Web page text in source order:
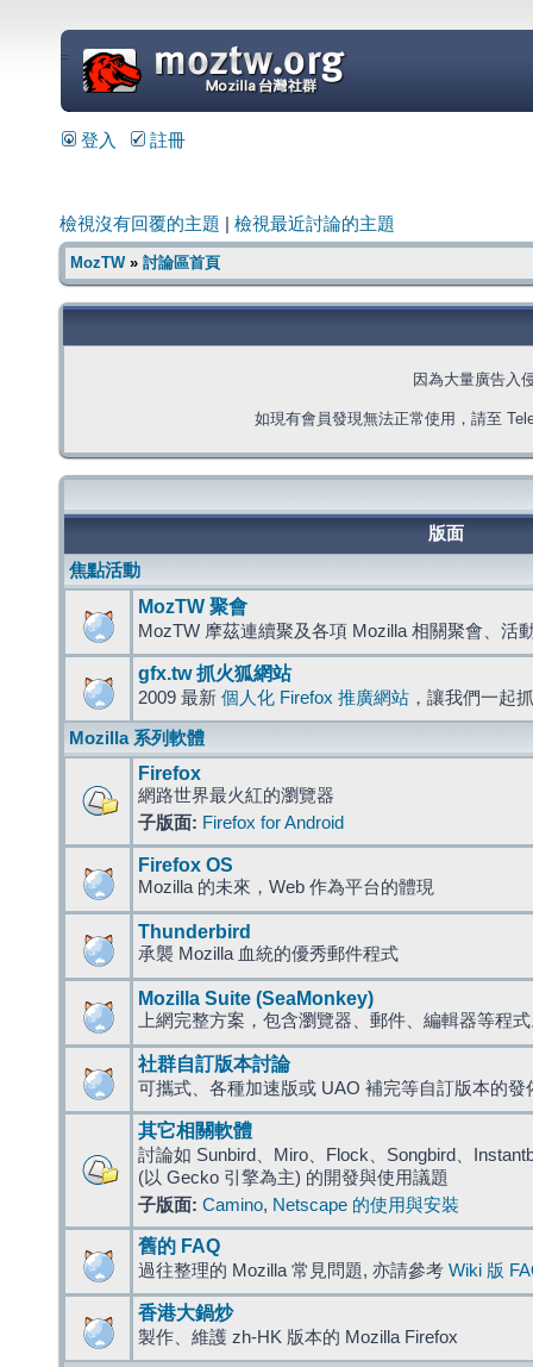
=
登入 註冊
檢視沒有回覆的主題 檢視最近討論的主題
MozTW» 討論區首頁
因為大量廣告入
如現有會員發現無法正常使用，請至
版面
焦點活動
MozTW 聚會
MozTW 摩茲連續聚及各項 Mozilla 相關聚會、活
gfx.tw 抓火狐網站
2009 最新 個人化 Firefox 推廣網站 ，讓我們一起
Mozilla 系列軟體
Firefox
網路世界最火紅的瀏覽器
子版面: Firefox for Android
Firefox OS
Mozilla 的未來，Web 作為平台的體現
Thunderbird
承襲 Mozilla 血統的優秀郵件程式
Mozilla Suite (SeaMonkey)
上網完整方案，包含瀏覽器、郵件、編輯器等程
社群自訂版本討論
可攜式、各種加速版或 UAO 補完等自訂版本的發
其它相關軟體
討論如 Sunbird、Miro、Flock、Songbird、
(以 Gecko 引擎為主) 的開發與使用議題
子版面: Camino, Netscape 的使用與安裝
舊的 FAQ
過往整理的 Mozilla 常見問題, 亦請參考 Wiki 版
香港大鍋炒
製作、維護 zh-HK 版本的 Mozilla Firefox